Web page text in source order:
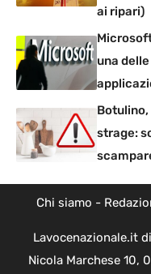
ai ripari)
una
Botulino,
strage:
Chi siamo -
Lavocenazionale.it
Nicola Marchese 10,